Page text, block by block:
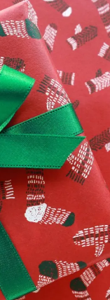
判サイズ】オリジナル
ドのハンドプリントコッ
パー
のデザインペーパー